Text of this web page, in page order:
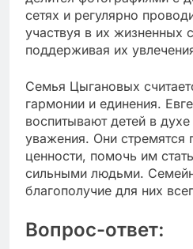
сетях и регулярно
участвуя в их жизненных
поддерживая их
Семья Цыгановых
гармонии и единения.
воспитывают детей в
уважения. Они стремятся
ценности, помочь им
сильными людьми.
благополучие для них
Вопрос-ответ: